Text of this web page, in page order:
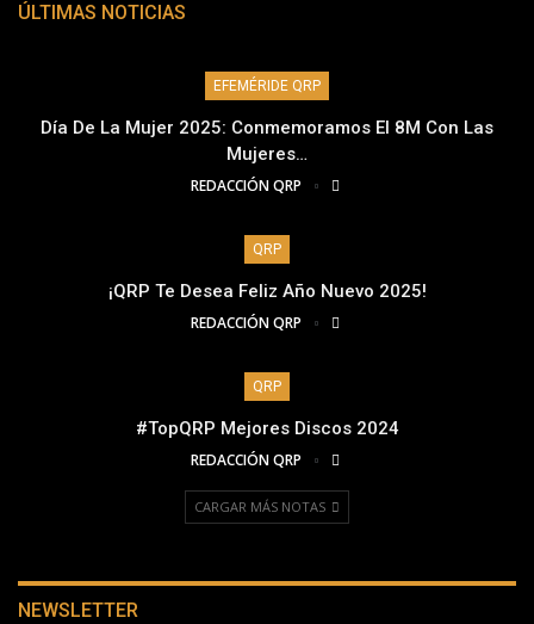
ÚLTIMAS NOTICIAS
EFEMÉRIDE QRP
Día De La Mujer 2025: Conmemoramos El 8M Con Las
Mujeres…
REDACCIÓN QRP
QRP
¡QRP Te Desea Feliz Año Nuevo 2025!
REDACCIÓN QRP
QRP
#TopQRP Mejores Discos 2024
REDACCIÓN QRP
CARGAR MÁS NOTAS
NEWSLETTER